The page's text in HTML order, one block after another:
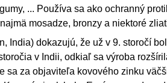
... Používa sa ako ochranný
mosadze, bronzy a niektoré
India) dokazujú, že už v 9. storočí
v Indii, odkiaľ sa výroba
sa za objaviteľa kovového zinku